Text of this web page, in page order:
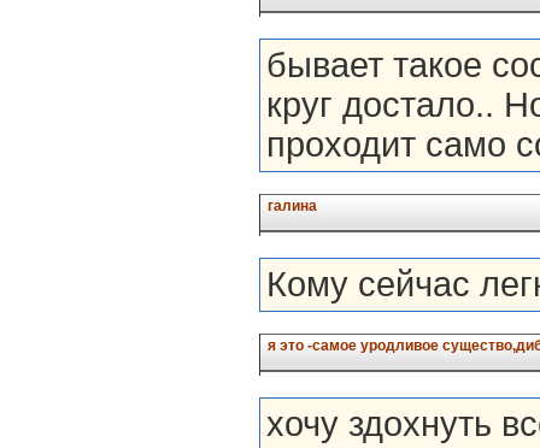
бывает такое
круг достало..
проходит само
галина
Кому сейчас
я это -самое уродливое
хочу здохнуть